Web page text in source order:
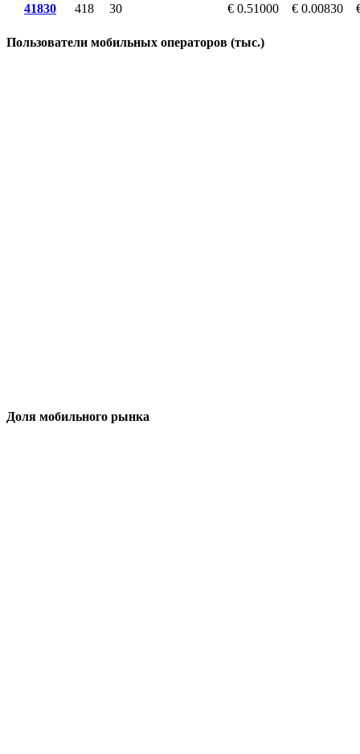
41830
418 30 € 0.51000 € 0.00830
Пользователи мобильных операторов (тыс.)
Доля мобильного рынка